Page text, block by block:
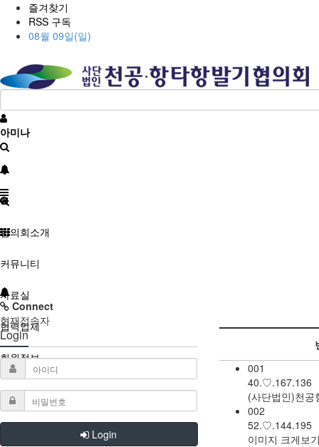
즐겨찾기
RSS 구독
08월 09일(일)
아미나
협의회소개
커뮤니티
자료실
협력업체
회원정보
Connect
현재접속자
001
40.♡.167.136
(사단법인)천공
002
52.♡.144.195
이미지 크게보
Login
Login